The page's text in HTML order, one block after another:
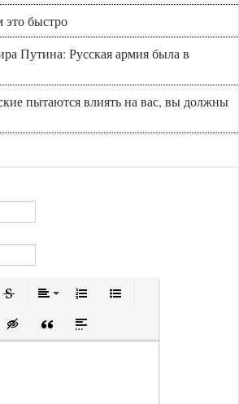
быстро
Путина: Русская армия была в
пытаются влиять на вас, вы должны
защищенную ссылку
смайлик
Вставка скрытого текста
Вставка цитаты
Вставка спойлера